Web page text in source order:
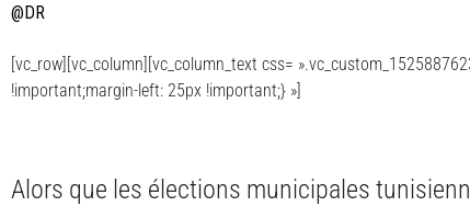
@DR
[vc_row][vc_column][vc_column_text css=
!important;margin-left: 25px !important;} »]
Alors que les élections municipales